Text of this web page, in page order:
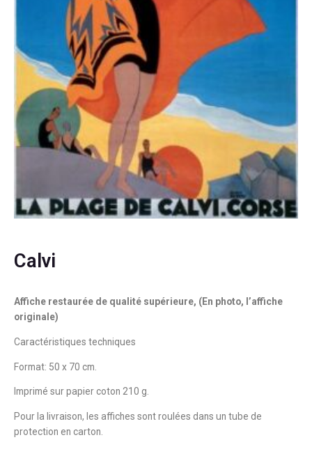
Calvi
Affiche restaurée de qualité supérieure, (En photo, l’affiche
originale)
Caractéristiques techniques
Format: 50 x 70 cm.
Imprimé sur papier coton 210 g.
Pour la livraison, les affiches sont roulées dans un tube de
protection en carton.